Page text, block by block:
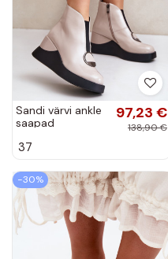
Sandi värvi ankle
saapad
lakiefektiga D&A
97,23 €
138,90 €
37
−30%